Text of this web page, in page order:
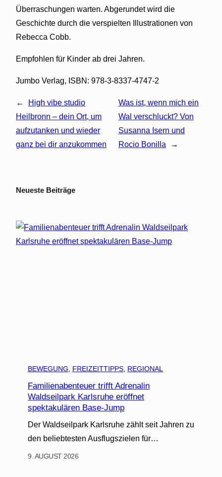
Überraschungen warten. Abgerundet wird die
Geschichte durch die verspielten Illustrationen von
Rebecca Cobb.
Empfohlen für Kinder ab drei Jahren.
Jumbo Verlag, ISBN: 978-3-8337-4747-2
←
High vibe studio
Heilbronn – dein Ort, um
aufzutanken und wieder
ganz bei dir anzukommen
Was ist, wenn mich ein
Wal verschluckt? Von
Susanna Isern und
Rocio Bonilla
→
Neueste Beiträge
BEWEGUNG FREIZEITTIPPS REGIONAL
Familienabenteuer trifft Adrenalin
Waldseilpark Karlsruhe eröffnet
spektakulären Base-Jump
Der Waldseilpark Karlsruhe zählt seit Jahren zu
den beliebtesten Ausflugszielen für…
9. AUGUST 2026